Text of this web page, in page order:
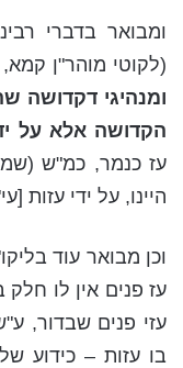
ומבואר בדברי
(לקוטי מוהר"ן
ומנהיגי דקדושה
הקדושה אלא על
עז כנמר, כמ"ש
היינו, על ידי עזות
וכן מבואר עוד
עז פנים אין לו חלק
עזי פנים שבדור,
בו עזות – כידוע